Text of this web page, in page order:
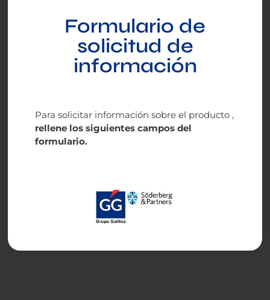
Formulario de
solicitud de
información
Para solicitar información sobre el producto ,
rellene los siguientes campos del
formulario.